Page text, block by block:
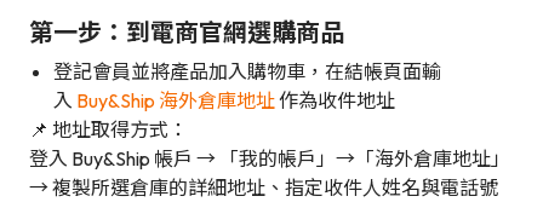
第一步：到電商官網選購商品
登記會員並將產品加入購物車，在結帳頁面輸
入 Buy&Ship 海外倉庫地址作為收件地址
📌 地址取得方式：
登入 Buy&Ship 帳戶 → 「我的帳戶」→「海外倉庫地址」
→ 複製所選倉庫的詳細地址、指定收件人姓名與電話號